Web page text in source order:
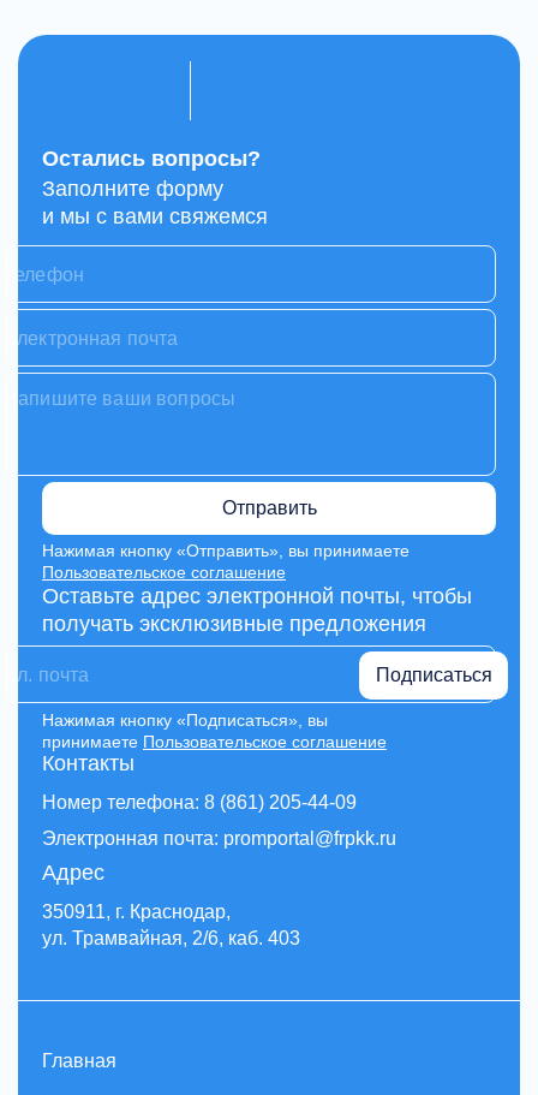
Контакты
Номер телефона: 8 (861) 205-44-09
Электронная почта: promportal@frpkk.ru
Адрес
350911, г. Краснодар,
ул. Трамвайная, 2/6, каб. 403
Остались вопросы?
Заполните форму
и мы с вами свяжемся
Отправить
Нажимая кнопку «Отправить», вы принимаете
Пользовательское соглашение
Оставьте адрес электронной почты, чтобы
получать эксклюзивные предложения
Подписаться
Нажимая кнопку «Подписаться», вы
принимаете Пользовательское соглашение
Главная